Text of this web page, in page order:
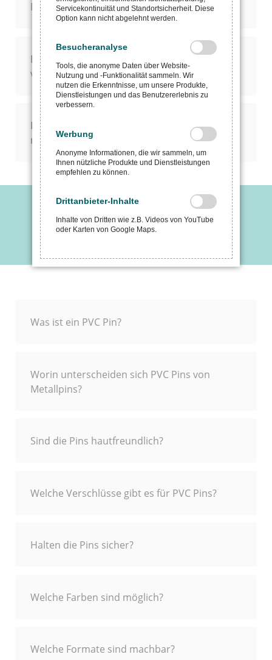
Magnet?
Erhalte ich eine Vorschau oder ein Muster
vorab?
Kann ich meinen Magnet später
nachbestellen?
Fragen zum Produkt / Pins aus
PVC/Rubber
Was ist ein PVC Pin?
Worin unterscheiden sich PVC Pins von
Metallpins?
Sind die Pins hautfreundlich?
Welche Verschlüsse gibt es für PVC Pins?
Halten die Pins sicher?
Welche Farben sind möglich?
Welche Formate sind machbar?
Servicekontinuität und Standortsicherheit. Diese
Option kann nicht abgelehnt werden.
Besucheranalyse
Tools, die anonyme Daten über Website-
Nutzung und -Funktionalität sammeln. Wir
nutzen die Erkenntnisse, um unsere Produkte,
Dienstleistungen und das Benutzererlebnis zu
verbessern.
Werbung
Anonyme Informationen, die wir sammeln, um
Ihnen nützliche Produkte und Dienstleistungen
empfehlen zu können.
Drittanbieter-Inhalte
Inhalte von Dritten wie z.B. Videos von YouTube
oder Karten von Google Maps.